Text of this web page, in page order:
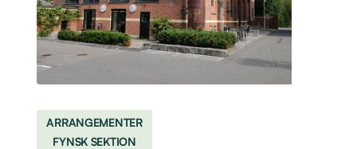
ARRANGEMENTER
FYNSK SEKTION